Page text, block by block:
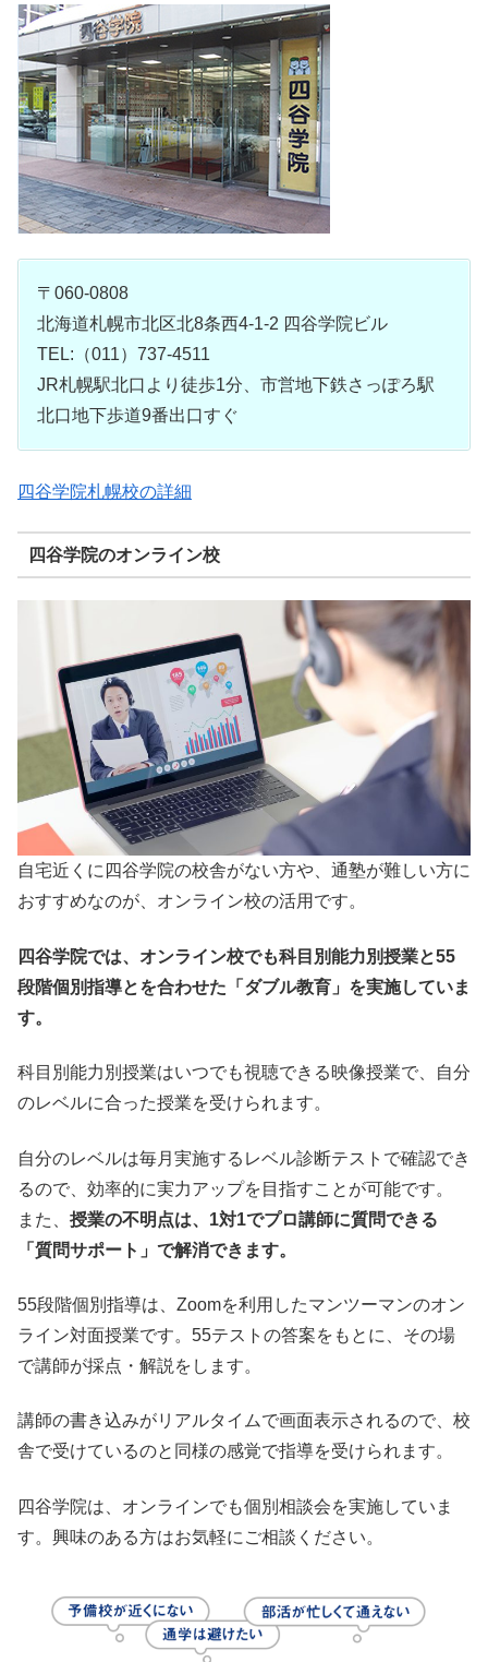
〒060-0808
北海道札幌市北区北8条西4-1-2 四谷学院ビル
TEL:（011）737-4511
JR札幌駅北口より徒歩1分、市営地下鉄さっぽろ駅
北口地下歩道9番出口すぐ
四谷学院札幌校の詳細
四谷学院のオンライン校
自宅近くに四谷学院の校舎がない方や、通塾が難しい方に
おすすめなのが、オンライン校の活用です。
四谷学院では、オンライン校でも科目別能力別授業と55
段階個別指導とを合わせた「ダブル教育」を実施していま
す。
科目別能力別授業はいつでも視聴できる映像授業で、自分
のレベルに合った授業を受けられます。
自分のレベルは毎月実施するレベル診断テストで確認でき
るので、効率的に実力アップを目指すことが可能です。
また、 授業の不明点は、1対1でプロ講師に質問できる
「質問サポート」で解消できます。
55段階個別指導は、Zoomを利用したマンツーマンのオン
ライン対面授業です。55テストの答案をもとに、その場
で講師が採点・解説をします。
講師の書き込みがリアルタイムで画面表示されるので、校
舎で受けているのと同様の感覚で指導を受けられます。
四谷学院は、オンラインでも個別相談会を実施していま
す。興味のある方はお気軽にご相談ください。